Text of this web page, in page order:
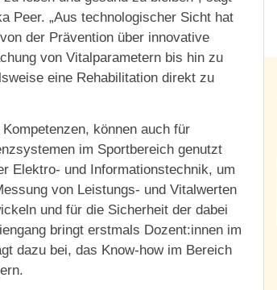
Peer. „Aus technologischer Sicht hat
der Prävention über innovative
von Vitalparametern bis hin zu
eine Rehabilitation direkt zu
können auch für
im Sportbereich genutzt
Elektro- und Informationstechnik, um
von Leistungs- und Vitalwerten
und für die Sicherheit der dabei
bringt erstmals Dozent:innen im
dazu bei, das Know-how im Bereich